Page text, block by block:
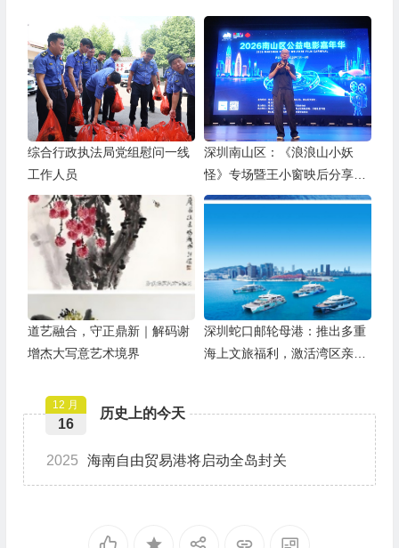
综合行政执法局党组慰问一线
工作人员
深圳南山区：《浪浪山小妖
怪》专场暨王小窗映后分享会
举办
道艺融合，守正鼎新｜解码谢
增杰大写意艺术境界
深圳蛇口邮轮母港：推出多重
海上文旅福利，激活湾区亲子
历史上的今天
12 月
16
2025 海南自由贸易港将启动全岛封关